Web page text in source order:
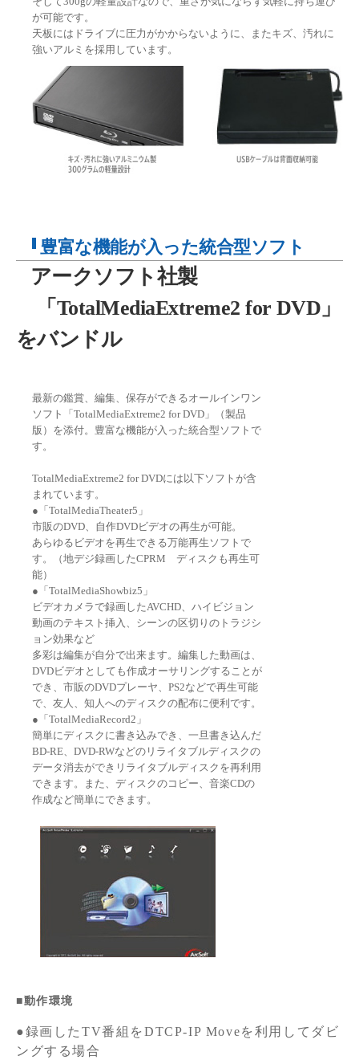
が可能です。
天板にはドライブに圧力がかからないように、またキズ、汚れに
強いアルミを採用しています。
豊富な機能が入った統合型ソフト
アークソフト社製
「TotalMediaExtreme2 for DVD」
をバンドル
最新の鑑賞、編集、保存ができるオールインワン
ソフト「TotalMediaExtreme2 for DVD」（製品
版）を添付。豊富な機能が入った統合型ソフトで
す。
TotalMediaExtreme2 for DVDには以下ソフトが含
まれています。
●「TotalMediaTheater5」
市販のDVD、自作DVDビデオの再生が可能。
あらゆるビデオを再生できる万能再生ソフトで
す。（地デジ録画したCPRM ディスクも再生可
能）
●「TotalMediaShowbiz5」
ビデオカメラで録画したAVCHD、ハイビジョン
動画のテキスト挿入、シーンの区切りのトラジシ
ョン効果など
多彩は編集が自分で出来ます。編集した動画は、
DVDビデオとしても作成オーサリングすることが
でき、市販のDVDプレーヤ、PS2などで再生可能
で、友人、知人へのディスクの配布に便利です。
●「TotalMediaRecord2」
簡単にディスクに書き込みでき、一旦書き込んだ
BD-RE、DVD-RWなどのリライタブルディスクの
データ消去ができリライタブルディスクを再利用
できます。また、ディスクのコピー、音楽CDの
作成など簡単にできます。
■動作環境
●録画したTV番組をDTCP-IP Moveを利用してダビ
ングする場合